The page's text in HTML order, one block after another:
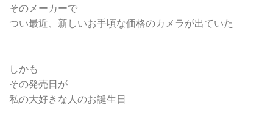
そのメーカーで
つい最近、新しいお手頃な価格のカメラが出ていた
しかも
その発売日が
私の大好きな人のお誕生日